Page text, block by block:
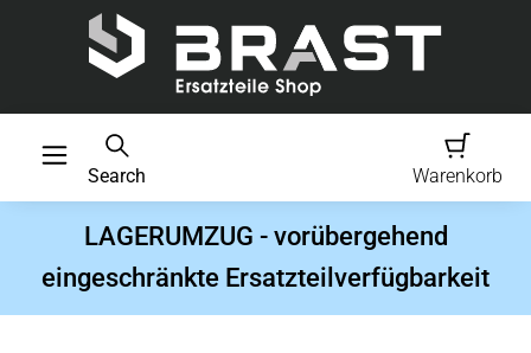
Search Warenkorb
LAGERUMZUG - vorübergehend
eingeschränkte Ersatzteilverfügbarkeit